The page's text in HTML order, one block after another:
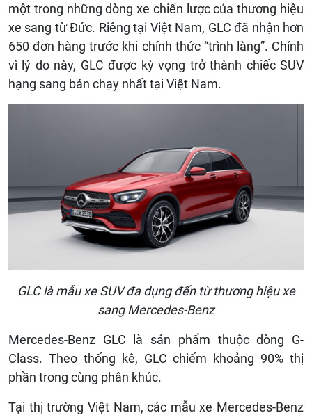
một trong những dòng xe chiến lược của thương hiệu
xe sang từ Đức. Riêng tại Việt Nam, GLC đã nhận hơn
650 đơn hàng trước khi chính thức “trình làng”. Chính
vì lý do này, GLC được kỳ vọng trở thành chiếc SUV
hạng sang bán chạy nhất tại Việt Nam.
GLC là mẫu xe SUV đa dụng đến từ thương hiệu xe
sang Mercedes-Benz
Mercedes-Benz GLC là sản phẩm thuộc dòng G-
Class. Theo thống kê, GLC chiếm khoảng 90% thị
phần trong cùng phân khúc.
Tại thị trường Việt Nam, các mẫu xe Mercedes-Benz